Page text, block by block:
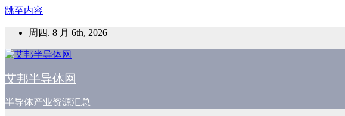
跳至内容
周四. 8 月 6th, 2026
艾邦半导体网
半导体产业资源汇总